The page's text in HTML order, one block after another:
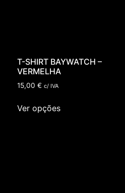
T-SHIRT BAYWATCH –
VERMELHA
15,00 € c/ IVA
Ver opções